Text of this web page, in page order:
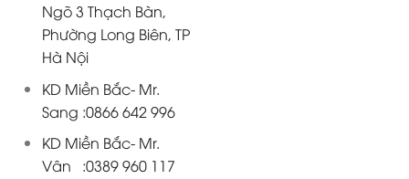
Ngõ 3 Thạch Bàn,
Phường Long Biên, TP
Hà Nội
KD Miền Bắc- Mr.
Sang :0866 642 996
KD Miền Bắc- Mr.
Vân :0389 960 117